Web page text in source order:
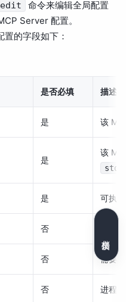
命令来编辑全局配置
Server 配置。
的字段如下：
是否必填 描述
是 该
是
该
是 可执
否
否 需要
否 进程